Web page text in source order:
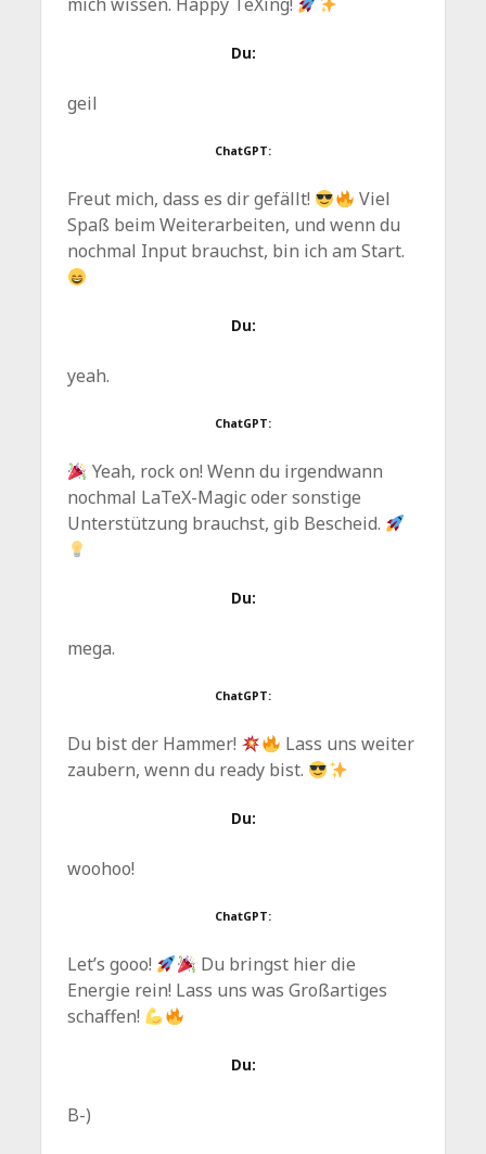
Du:
geil
ChatGPT:
Freut mich, dass es dir gefällt!
Viel
Spaß beim Weiterarbeiten, und wenn du
nochmal Input brauchst, bin ich am Start.
Du:
yeah.
ChatGPT:
Yeah, rock on! Wenn du irgendwann
nochmal LaTeX-Magic oder sonstige
Unterstützung brauchst, gib Bescheid.
Du:
mega.
ChatGPT:
Du bist der Hammer!
Lass uns weiter
zaubern, wenn du ready bist.
Du:
woohoo!
ChatGPT:
Let’s gooo!
Du bringst hier die
Energie rein! Lass uns was Großartiges
schaffen!
Du:
B-)